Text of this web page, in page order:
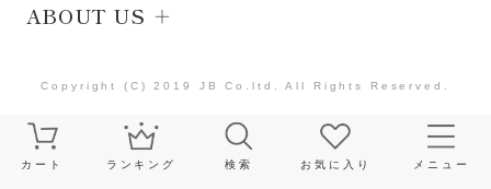
カート ランキング 検索 お気に入り メニュー
ABOUT US
Copyright (C) 2019 JB Co.ltd. All Rights Reserved.